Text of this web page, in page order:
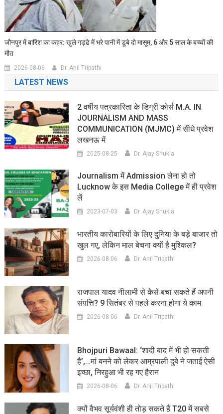
जौनपुर में बारिश का कहर: खुले गड्ढे में भरे पानी में डूबे दो मासूम, 6 और 5 साल के बच्चों की
मौत
2026-08-06 Dr. Anil Tripathi
LATEST NEWS
2 वर्षीय पत्रकारिता के डिग्री कोर्स M.A. IN
JOURNALISM AND MASS
COMMUNICATION (MJMC) में सीधे प्रवेश
लखनऊ में
2025-08-25 Dr. Ajay Shukla
Journalism में Admission लेना हो तो
Lucknow के इस Media College में ही प्रवेश
लें
2023-07-03 Dr. Ajay Shukla
भारतीय कारोबारियों के लिए दुनिया के बड़े बाजार तो
खुल गए, लेकिन माल बेचना क्यों है मुश्किल?
2026-08-06 Dr. Anil Tripathi
राजपाल यादव नीलामी से कैसे बचा सकते हैं अपनी
संपत्ति? 9 सितंबर से पहले करना होगा ये काम
2026-08-06 Dr. Anil Tripathi
Bhojpuri Bawaal: ‘शादी बाद में भी हो सकती
है’,…मां बनने को लेकर आम्रपाली दुबे ने जताई ऐसी
इच्छा, निरहुआ भी रह गए हैरान
2026-08-06 Dr. Anil Tripathi
क्यों वैभव सूर्यवंशी ही तोड़ सकते हैं T20 में सबसे